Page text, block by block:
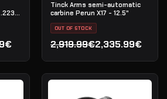
var: 2,419.99€.
1,935.99€.
Tinck Arms semi-automatic
carbine Perun X17 - 12.5"
OUT OF STOCK
2,919.99€
Den oprindelige pris var:
2,335.99€
Den aktuelle pris er: